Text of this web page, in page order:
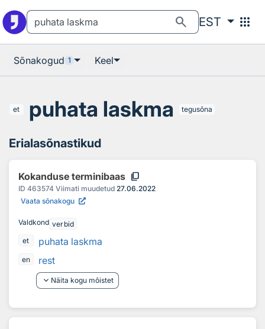
search EST apps
Sõnakogud 1 Keel
et puhata laskma tegusõna
Erialasõnastikud
Kokanduse terminibaas content_copy
ID 463574 Viimati muudetud 27.06.2022
Vaata sõnakogu
Valdkond verbid
et
puhata laskma
en
rest
keyboard_arrow_down Näita kogu mõistet